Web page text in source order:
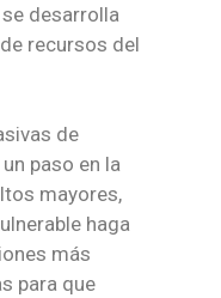
desarrolla
recursos del
de
paso en la
mayores,
haga
más
para que